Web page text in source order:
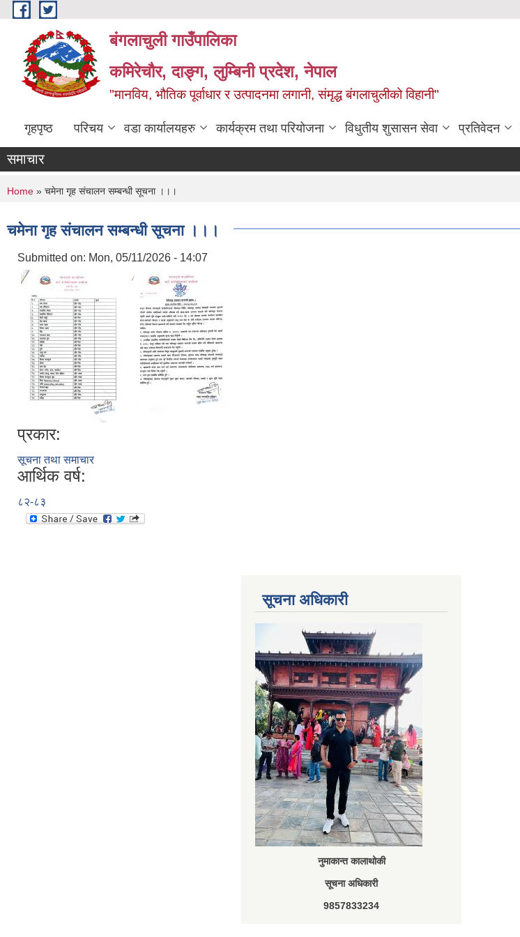
Skip to main content
बंगलाचुली गाउँपालिका
कमिरेचौर, दाङ्ग, लुम्बिनी प्रदेश, नेपाल
"मानविय, भौतिक पूर्वाधार र उत्पादनमा लगानी, संमृद्ध बंगलाचुलीको विहानी"
गृहपृष्ठ परिचय वडा कार्यालयहरु कार्यक्रम तथा परियोजना विधुतीय शुसासन सेवा प्रतिवेदन
समाचार
You are here
Home » चमेना गृह संचालन सम्बन्धी सूचना ।।।
चमेना गृह संचालन सम्बन्धी सूचना ।।।
Submitted on: Mon, 05/11/2026 - 14:07
प्रकार:
सूचना तथा समाचार
आर्थिक वर्ष:
८२-८३
सूचना अधिकारी
नुमाकान्त कालाथोकी
सूचना अधिकारी
9857833234